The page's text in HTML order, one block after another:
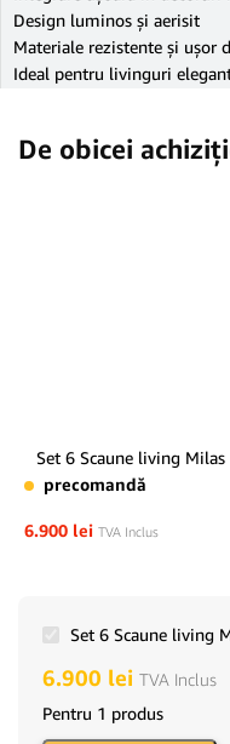
Design luminos și aerisit
Materiale rezistente și ușor
Ideal pentru livinguri
De obicei
Set 6 Scaune living Milas
precomandă
6.900 lei TVA Inclus
Set 6 Scaune living
6.900 lei TVA Inclus
Pentru 1 produs